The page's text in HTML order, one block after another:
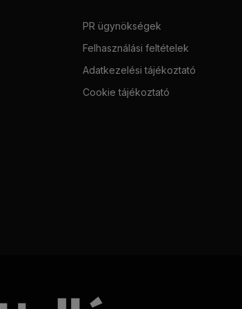
PR ügynökségek
Felhasználási feltételek
Adatkezelési tájékoztató
Cookie tájékoztató